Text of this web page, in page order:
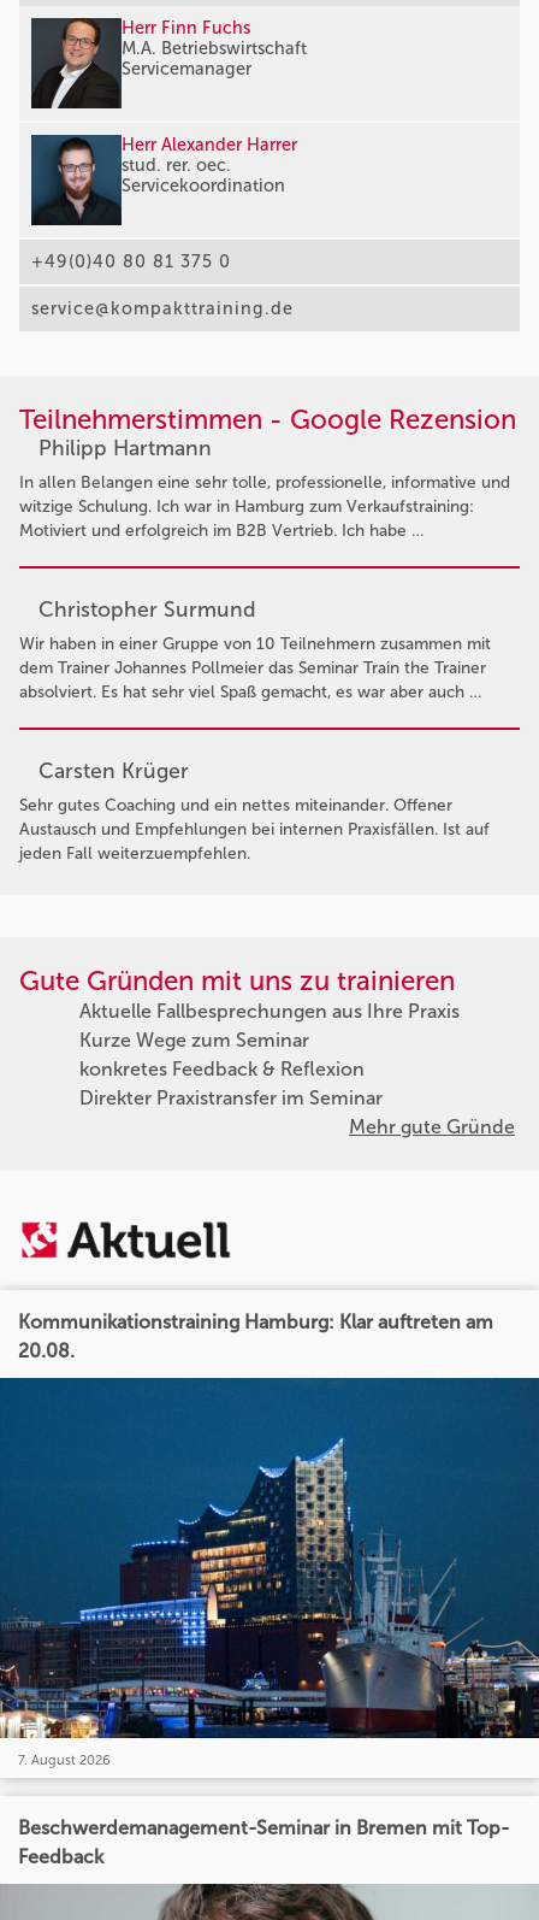
Herr Finn Fuchs
M.A. Betriebswirtschaft
Servicemanager
Herr Alexander Harrer
stud. rer. oec.
Servicekoordination
+49(0)40 80 81 375 0
service@kompakttraining.de
Teilnehmerstimmen - Google Rezension
Philipp Hartmann
In allen Belangen eine sehr tolle, professionelle, informative und
witzige Schulung. Ich war in Hamburg zum Verkaufstraining:
Motiviert und erfolgreich im B2B Vertrieb. Ich habe …
Christopher Surmund
Wir haben in einer Gruppe von 10 Teilnehmern zusammen mit
dem Trainer Johannes Pollmeier das Seminar Train the Trainer
absolviert. Es hat sehr viel Spaß gemacht, es war aber auch …
Carsten Krüger
Sehr gutes Coaching und ein nettes miteinander. Offener
Austausch und Empfehlungen bei internen Praxisfällen. Ist auf
jeden Fall weiterzuempfehlen.
Gute Gründen mit uns zu trainieren
Aktuelle Fallbesprechungen aus Ihre Praxis
Kurze Wege zum Seminar
konkretes Feedback & Reflexion
Direkter Praxistransfer im Seminar
Mehr gute Gründe
Kommunikationstraining Hamburg: Klar auftreten am
20.08.
7. August 2026
Beschwerdemanagement-Seminar in Bremen mit Top-
Feedback